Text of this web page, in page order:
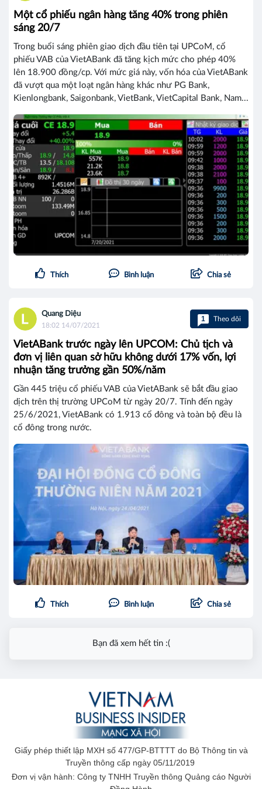
Một cổ phiếu ngân hàng tăng 40% trong phiên
sáng 20/7
Trong buổi sáng phiên giao dịch đầu tiên tại UPCoM, cổ
phiếu VAB của VietABank đã tăng kịch mức cho phép 40%
lên 18.900 đồng/cp. Với mức giá này, vốn hóa của VietABank
đã vượt qua một loạt ngân hàng khác như PG Bank,
Kienlongbank, Saigonbank, VietBank, VietCapital Bank, Nam...
Thích Bình luận Chia sẻ
Quang Diệu
18:02 14/07/2021
1 Theo dõi
VietABank trước ngày lên UPCOM: Chủ tịch và
đơn vị liên quan sở hữu không dưới 17% vốn, lợi
nhuận tăng trưởng gần 50%/năm
Gần 445 triệu cổ phiếu VAB của VietABank sẽ bắt đầu giao
dịch trên thị trường UPCoM từ ngày 20/7. Tính đến ngày
25/6/2021, VietABank có 1.913 cổ đông và toàn bộ đều là
cổ đông trong nước.
Thích Bình luận Chia sẻ
Bạn đã xem hết tin :(
Giấy phép thiết lập MXH số 477/GP-BTTTT do Bộ Thông tin và
Truyền thông cấp ngày 05/11/2019
Đơn vị vận hành: Công ty TNHH Truyền thông Quảng cáo Người